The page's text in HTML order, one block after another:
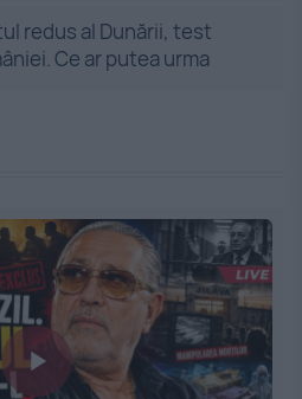
redus al Dunării, test
Ce ar putea urma